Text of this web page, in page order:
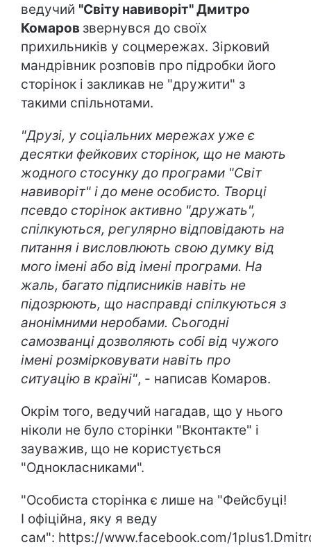
ведучий "Світу навиворіт" Дмитро
Комаров звернувся до своїх
прихильників у соцмережах. Зірковий
мандрівник розповів про підробки його
сторінок і закликав не "дружити" з
такими спільнотами.
"Друзі, у соціальних мережах уже є
десятки фейкових сторінок, що не мають
жодного стосунку до програми "Світ
навиворіт" і до мене особисто. Творці
псевдо сторінок активно "дружать",
спілкуються, регулярно відповідають на
питання і висловлюють свою думку від
мого імені або від імені програми. На
жаль, багато підписників навіть не
підозрюють, що насправді спілкуються з
анонімними неробами. Сьогодні
самозванці дозволяють собі від чужого
імені розмірковувати навіть про
ситуацію в країні", - написав Комаров.
Окрім того, ведучий нагадав, що у нього
ніколи не було сторінки "Вконтакте" і
зауважив, що не користується
"Однокласниками".
"Особиста сторінка є лише на "Фейсбуці!
І офіційна, яку я веду
сам": https://www.facebook.com/